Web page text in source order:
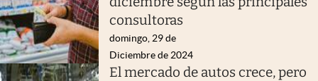
consultoras
domingo, 29 de
Diciembre de 2024
El mercado de autos crece, pero